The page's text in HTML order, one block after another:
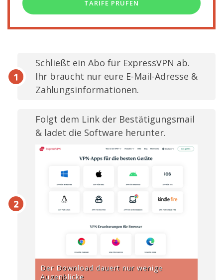
TARIFE PRÜFEN
Schließt ein Abo für ExpressVPN ab.
Ihr braucht nur eure E-Mail-Adresse &
Zahlungsinformationen.
Folgt dem Link der Bestätigungsmail
& ladet die Software herunter.
Der Download dauert nur wenige
Augenblicke